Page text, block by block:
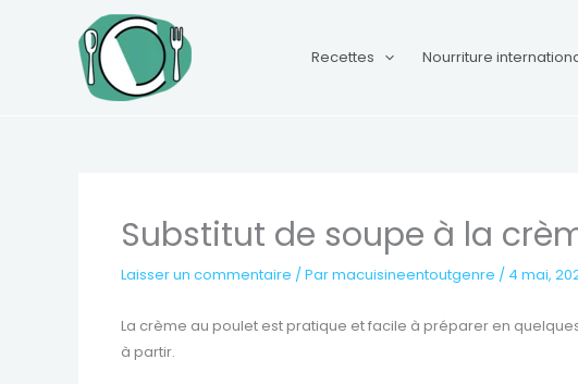
Recettes Nourriture
Substitut de soupe à la
Laisser un commentaire / Parmacuisineentoutgenre / 4 mai,
La crème au poulet est pratique et facile à préparer en
à partir.